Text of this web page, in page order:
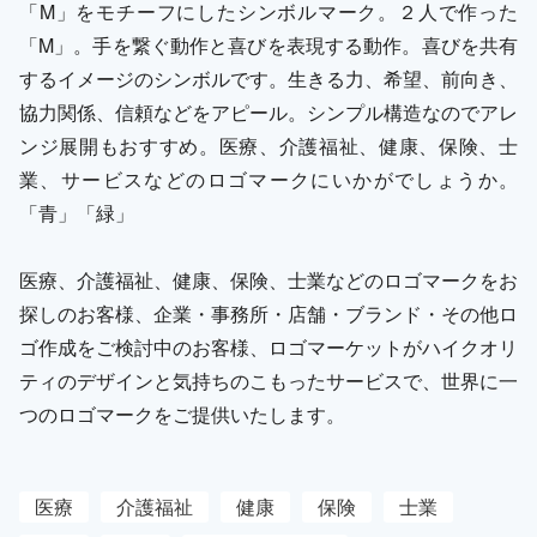
「M」をモチーフにしたシンボルマーク。２人で作った
「M」。手を繋ぐ動作と喜びを表現する動作。喜びを共有
するイメージのシンボルです。生きる力、希望、前向き、
協力関係、信頼などをアピール。シンプル構造なのでアレ
ンジ展開もおすすめ。医療、介護福祉、健康、保険、士
業、サービスなどのロゴマークにいかがでしょうか。
「青」「緑」
医療、介護福祉、健康、保険、士業などのロゴマークをお
探しのお客様、企業・事務所・店舗・ブランド・その他ロ
ゴ作成をご検討中のお客様、ロゴマーケットがハイクオリ
ティのデザインと気持ちのこもったサービスで、世界に一
つのロゴマークをご提供いたします。
医療 介護福祉 健康 保険
士業